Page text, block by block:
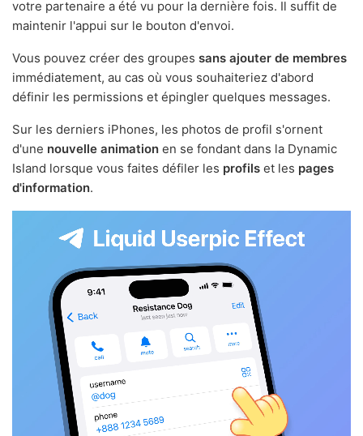
votre partenaire a été vu pour la dernière fois. Il suffit de
maintenir l'appui sur le bouton d'envoi.
Vous pouvez créer des groupes sans ajouter de membres
immédiatement, au cas où vous souhaiteriez d'abord
définir les permissions et épingler quelques messages.
Sur les derniers iPhones, les photos de profil s'ornent
d'une nouvelle animation en se fondant dans la Dynamic
Island lorsque vous faites défiler les profils et les pages
d'information.